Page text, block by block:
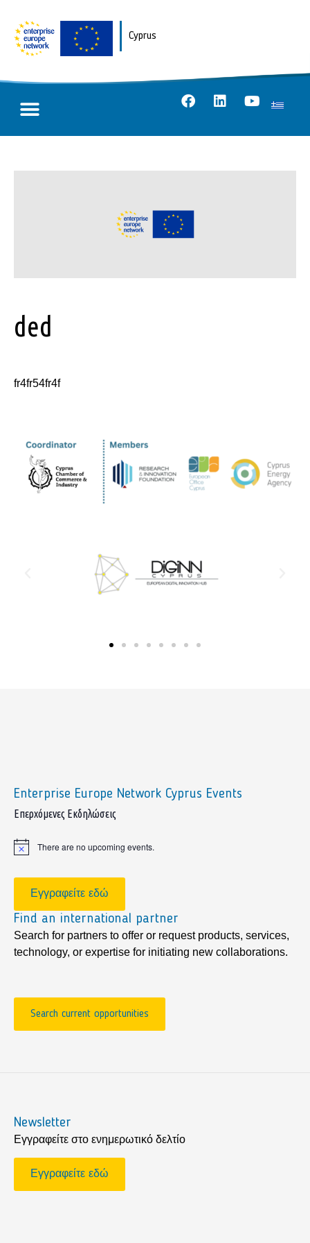
Cyprus
ded
fr4fr54fr4f
Enterprise Europe Network Cyprus Events
sidebar
Επερχόμενες Εκδηλώσεις
Notice There are no upcoming events.
Εγγραφείτε εδώ
Find an international partner
Search for partners to offer or request products, services,
technology, or expertise for initiating new collaborations.
Search current opportunities
Newsletter
Εγγραφείτε στο ενημερωτικό δελτίο
Εγγραφείτε εδώ